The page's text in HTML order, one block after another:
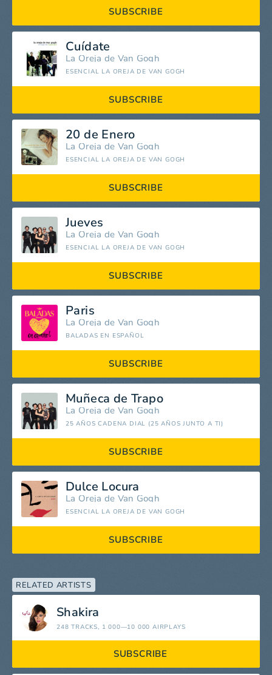
SUBSCRIBE
Cuídate
La Oreja de Van Gogh
ESENCIAL LA OREJA DE VAN GOGH
SUBSCRIBE
20 de Enero
La Oreja de Van Gogh
ESENCIAL LA OREJA DE VAN GOGH
SUBSCRIBE
Jueves
La Oreja de Van Gogh
ESENCIAL LA OREJA DE VAN GOGH
SUBSCRIBE
Paris
La Oreja de Van Gogh
BALADAS EN ESPAÑOL
SUBSCRIBE
Muñeca de Trapo
La Oreja de Van Gogh
25 AÑOS CADENA DIAL (25 AÑOS JUNTO A TI)
SUBSCRIBE
Dulce Locura
La Oreja de Van Gogh
ESENCIAL LA OREJA DE VAN GOGH
SUBSCRIBE
RELATED ARTISTS
Shakira
248 TRACKS, 1 000—10 000 AIRPLAYS
SUBSCRIBE